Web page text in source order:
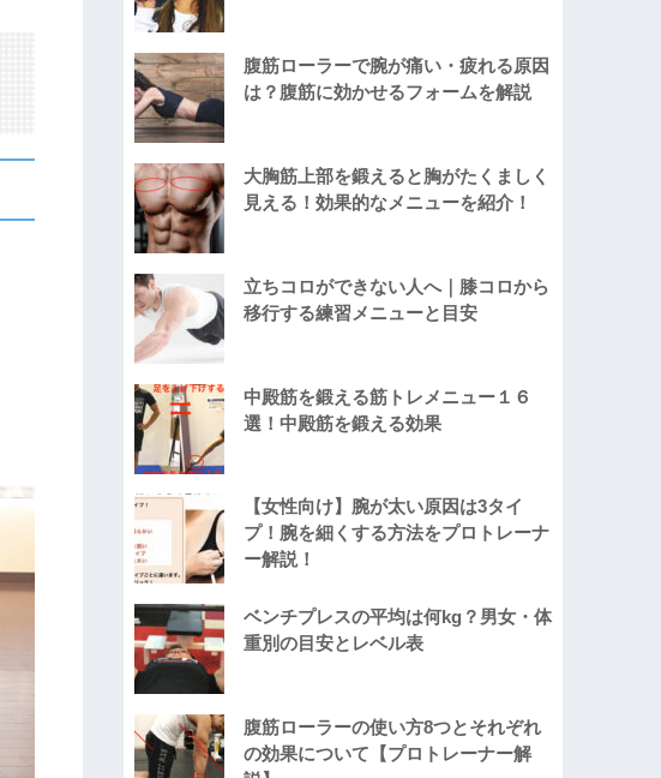
腹筋ローラーで腕が痛い・疲れる原因
は？腹筋に効かせるフォームを解説
大胸筋上部を鍛えると胸がたくましく
見える！効果的なメニューを紹介！
立ちコロができない人へ｜膝コロから
移行する練習メニューと目安
中殿筋を鍛える筋トレメニュー１６
選！中殿筋を鍛える効果
【女性向け】腕が太い原因は3タイ
プ！腕を細くする方法をプロトレーナ
ー解説！
ベンチプレスの平均は何kg？男女・体
重別の目安とレベル表
腹筋ローラーの使い方8つとそれぞれ
の効果について【プロトレーナー解